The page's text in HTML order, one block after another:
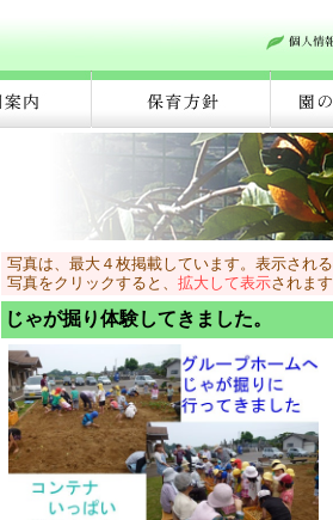
写真は、最大４枚掲載しています。表示され
写真をクリックすると、 拡大して表示されます
じゃが掘り体験してきました。